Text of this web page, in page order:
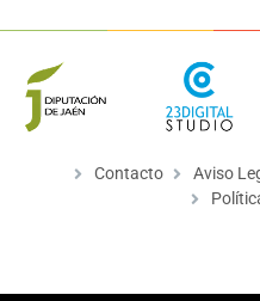
Contacto Aviso